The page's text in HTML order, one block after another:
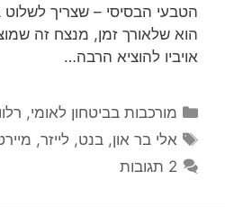
הטבעי הבסיסי – שצריך
הוא שלאורך זמן, מנצח זה
אויביו להוציא הרבה…
קטגוריות
מורכבות בביטחון לאומי,
תגיות
אלי בר און,בנט, לייזר,
2 תגובות